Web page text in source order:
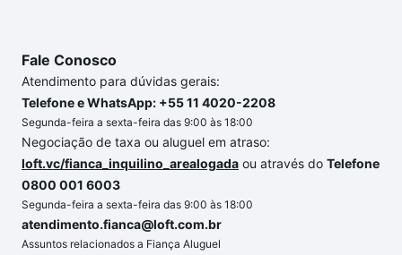
Fale Conosco
Atendimento para dúvidas gerais:
Telefone e WhatsApp: +55 11 4020-2208
Segunda-feira a sexta-feira das 9:00 às 18:00
Negociação de taxa ou aluguel em atraso:
loft.vc/fianca_inquilino_arealogada ou através do Telefone
0800 001 6003
Segunda-feira a sexta-feira das 9:00 às 18:00
atendimento.fianca@loft.com.br
Assuntos relacionados a Fiança Aluguel